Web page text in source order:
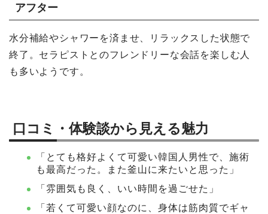
アフター
水分補給やシャワーを済ませ、リラックスした状態で
終了。セラピストとのフレンドリーな会話を楽しむ人
も多いようです。
口コミ・体験談から見える魅力
「とても格好よくて可愛い韓国人男性で、施術
も最高だった。また釜山に来たいと思った」
「雰囲気も良く、いい時間を過ごせた」
「若くて可愛い顔なのに、身体は筋肉質でギャ